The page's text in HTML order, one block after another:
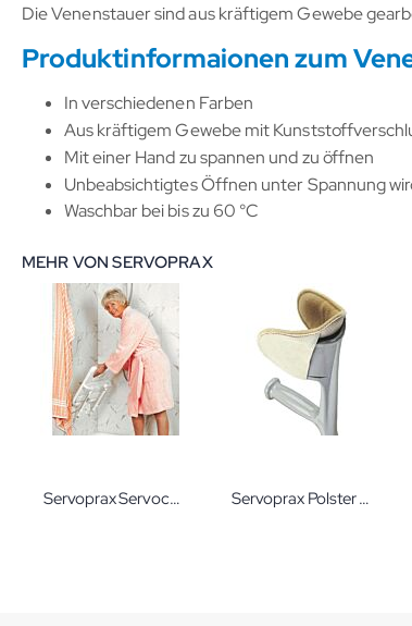
Die Venenstauer sind aus kräftigem Gewebe
Produktinformaionen zum
In verschiedenen Farben
Aus kräftigem Gewebe mit
Mit einer Hand zu spannen und zu öffnen
Unbeabsichtigtes Öffnen unter Spannung
Waschbar bei bis zu 60 °C
MEHR VON SERVOPRAX
Servoprax Servocare Duschklappsitz Servoprax Polster für Gehstützen 1 Stück